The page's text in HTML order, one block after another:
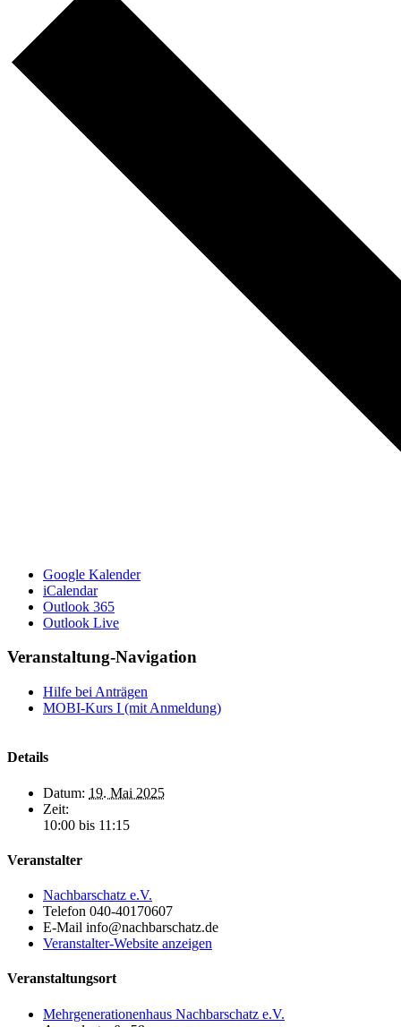
Google Kalender
iCalendar
Outlook 365
Outlook Live
Veranstaltung-Navigation
Hilfe bei Anträgen
MOBI-Kurs I (mit Anmeldung)
Details
Datum: 19. Mai 2025
Zeit:
10:00 bis 11:15
Veranstalter
Nachbarschatz e.V.
Telefon 040-40170607
E-Mail info@nachbarschatz.de
Veranstalter-Website anzeigen
Veranstaltungsort
Mehrgenerationenhaus Nachbarschatz e.V.